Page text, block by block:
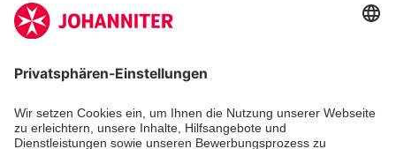
Aus- & Fortbildung